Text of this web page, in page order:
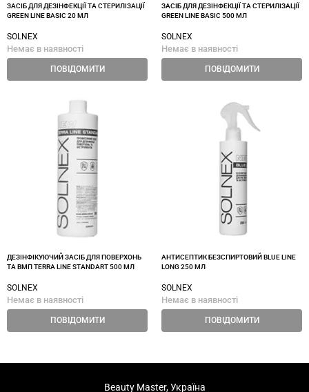
ЗАСІБ ДЛЯ ДЕЗІНФЕКЦІЇ ТА СТЕРИЛІЗАЦІЇ
GREEN LINE BASIC 20 МЛ
SOLNEX
Немає в наявності
ПОВІДОМИТИ
ЗАСІБ ДЛЯ ДЕЗІНФЕКЦІЇ ТА СТЕРИЛІЗАЦІЇ
GREEN LINE BASIC 500 МЛ
SOLNEX
Немає в наявності
ПОВІДОМИТИ
ДЕЗІНФІКУЮЧИЙ ЗАСІБ ДЛЯ ПОВЕРХОНЬ
ТА ВМП TERRA LINE STANDART 500 МЛ
SOLNEX
Немає в наявності
ПОВІДОМИТИ
АНТИСЕПТИК БЕЗСПИРТОВИЙ BLUE LINE
LONG 250 МЛ
SOLNEX
Немає в наявності
ПОВІДОМИТИ
Beauty Master, Україна